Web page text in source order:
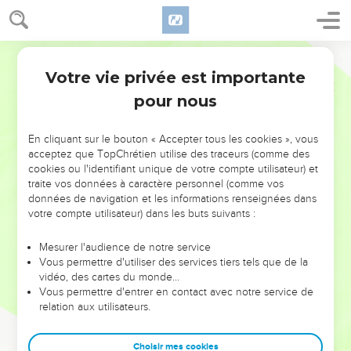
NE MANQUEZ PAS L’ÉVÉNEMENT
DE L’ANNÉE !
ET SI LEURS ERREURS POUVAIENT VOUS ÉVITER LES
VOTRES ?
leur foi ou leur vision. Mais on voit moins les doutes, les erreurs
et les saisons difficiles qu'ils ont traversés, alors même que ce
sont elles qui les ont façonnés.
Dans cette conférence, leaders, entrepreneurs, et responsables
clés pour avancer avec plus de sagesse afin que leurs erreurs
Votre vie privée est importante
pour nous
En cliquant sur le bouton « Accepter tous les cookies », vous
acceptez que TopChrétien utilise des traceurs (comme des
cookies ou l'identifiant unique de votre compte utilisateur) et
traite vos données à caractère personnel (comme vos
données de navigation et les informations renseignées dans
votre compte utilisateur) dans les buts suivants :
Mesurer l'audience de notre service
Vous permettre d'utiliser des services tiers tels que de la
vidéo, des cartes du monde…
Vous permettre d'entrer en contact avec notre service de
relation aux utilisateurs.
Choisir mes cookies